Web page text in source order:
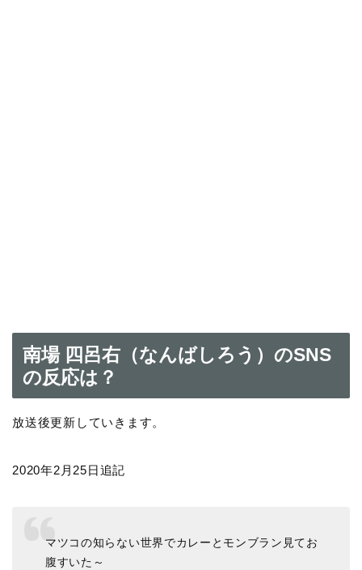
南場 四呂右（なんばしろう）のSNS
の反応は？
放送後更新していきます。
2020年2月25日追記
マツコの知らない世界でカレーとモンブラン見てお
腹すいた～